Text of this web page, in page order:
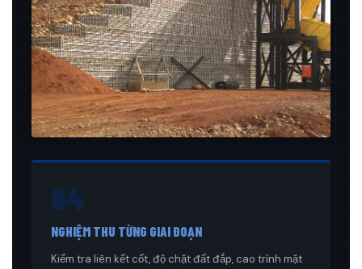
04
NGHIỆM THU TỪNG GIAI ĐOẠN
Kiểm tra liên kết cốt, độ chặt đất đắp, cao trình mặt